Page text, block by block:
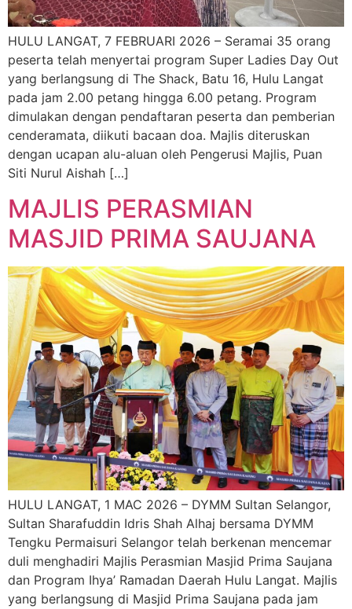
HULU LANGAT, 7 FEBRUARI 2026 – Seramai 35 orang
peserta telah menyertai program Super Ladies Day Out
yang berlangsung di The Shack, Batu 16, Hulu Langat
pada jam 2.00 petang hingga 6.00 petang. Program
dimulakan dengan pendaftaran peserta dan pemberian
cenderamata, diikuti bacaan doa. Majlis diteruskan
dengan ucapan alu-aluan oleh Pengerusi Majlis, Puan
Siti Nurul Aishah […]
MAJLIS PERASMIAN
MASJID PRIMA SAUJANA
HULU LANGAT, 1 MAC 2026 – DYMM Sultan Selangor,
Sultan Sharafuddin Idris Shah Alhaj bersama DYMM
Tengku Permaisuri Selangor telah berkenan mencemar
duli menghadiri Majlis Perasmian Masjid Prima Saujana
dan Program Ihya’ Ramadan Daerah Hulu Langat. Majlis
yang berlangsung di Masjid Prima Saujana pada jam